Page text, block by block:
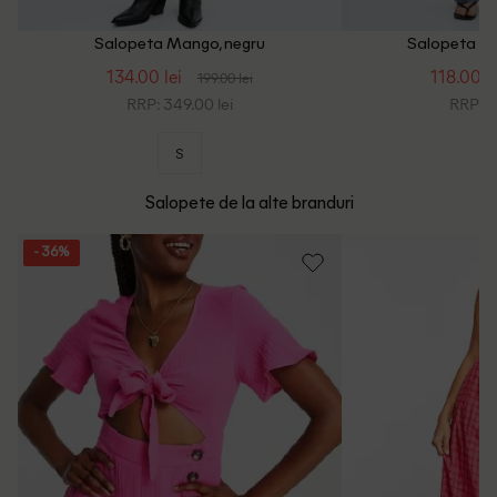
Salopeta Mango, negru
134.00 lei 199.00 lei
RRP: 349.00 lei
S
Salopeta
118.00
RRP:
Salopete de la alte branduri
- 36%